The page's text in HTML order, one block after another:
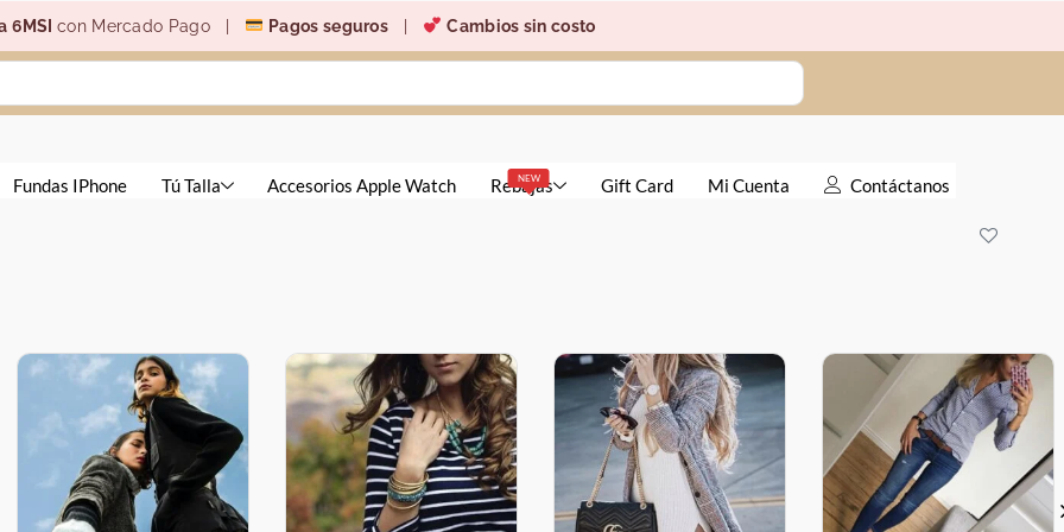
6MSIcon Mercado Pago | Pagos seguros Cambios sin costo
Fundas IPhone Tú Talla Accesorios Apple Watch NEW
Rebajas Gift Card Mi Cuenta Contáctanos